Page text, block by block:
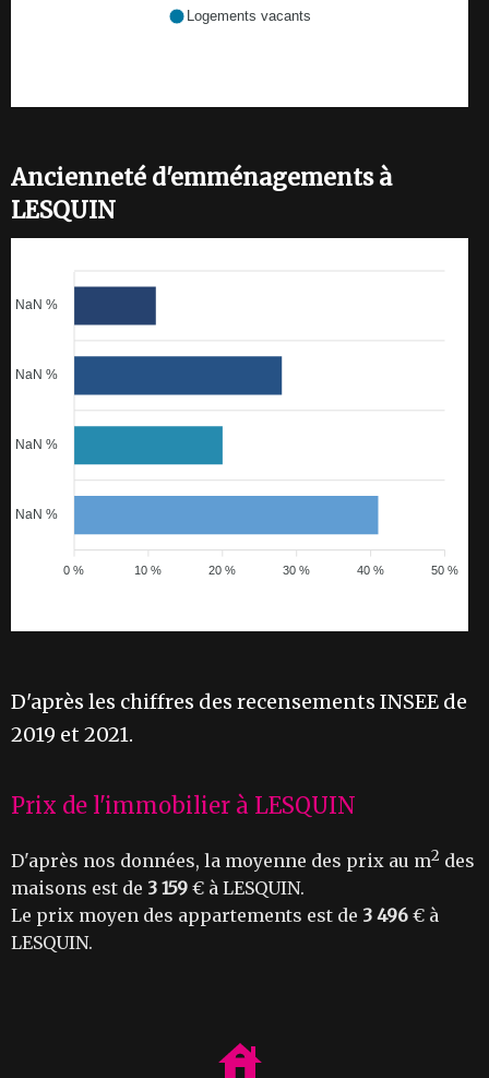
Logements vacants
Ancienneté d'emménagements à
LESQUIN
NaN %
NaN %
NaN %
NaN %
50 %
40 %
30 %
20 %
10 %
0 %
D'après les chiffres des recensements INSEE de
2019 et 2021.
Prix de l'immobilier à LESQUIN
D'après nos données, la moyenne des prix au m2 des
maisons est de 3 159 € à LESQUIN.
Le prix moyen des appartements est de 3 496 € à
LESQUIN.